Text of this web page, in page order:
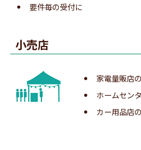
順番が近づくとLINEに呼出メ
す。
※配信タイミングの設定に従って、メ
メーラーが起動したら、空メー
要件毎の受付に
小売店
家電量販店
ホームセン
カー用品店